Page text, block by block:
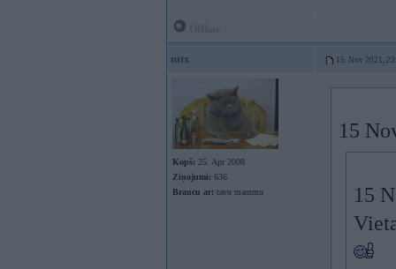
mtx 15. Nov 2021,
Kopš: 25. Apr 2008
Ziņojumi: 636
Braucu ar: tavu mammu
15
15